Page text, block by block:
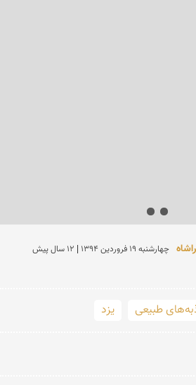
چهارشنبه 19 فروردين 1394 | 12 سال پیش
طبیعی یزد